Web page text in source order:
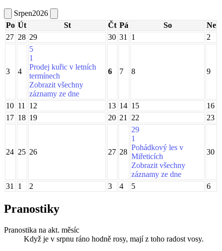
Srpen2026
Po Út St Čt Pá So
Ne
27 28 29 30 31 1 2
3 4
5
1
Prodej kuřic v letních
termínech
Zobrazit všechny
záznamy ze dne
6 7 8 9
10 11 12 13 14 15
16
17 18 19 20 21 22 23
24 25 26 27 28
29
1
Pohádkový les v
Miřeticích
Zobrazit všechny
záznamy ze dne
30
31 1 2 3 4 5 6
Pranostiky
Pranostika na akt. měsíc
Když je v srpnu ráno hodně rosy, mají z toho radost vosy.